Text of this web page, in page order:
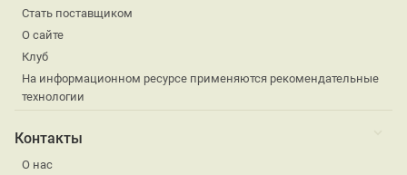
Стать поставщиком
О сайте
Клуб
На информационном ресурсе применяются рекомендательные
технологии
Контакты
О нас